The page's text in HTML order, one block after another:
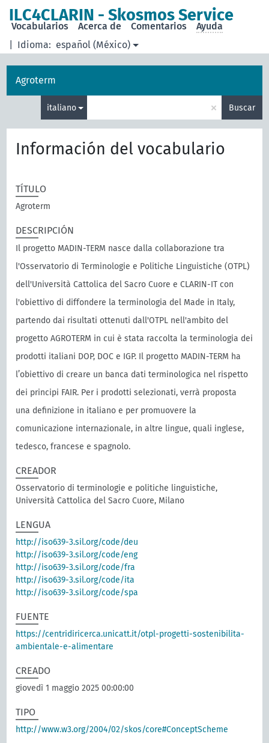
ILC4CLARIN - Skosmos Service
Idioma: español (México)
Vocabularios Acerca de Comentarios Ayuda
Agroterm
italiano × Buscar
Información del vocabulario
TÍTULO
Agroterm
DESCRIPCIÓN
Il progetto MADIN-TERM nasce dalla collaborazione tra
l'Osservatorio di Terminologie e Politiche Linguistiche (OTPL)
dell'Università Cattolica del Sacro Cuore e CLARIN-IT con
l'obiettivo di diffondere la terminologia del Made in Italy,
partendo dai risultati ottenuti dall'OTPL nell'ambito del
progetto AGROTERM in cui è stata raccolta la terminologia dei
prodotti italiani DOP, DOC e IGP. Il progetto MADIN-TERM ha
l’obiettivo di creare un banca dati terminologica nel rispetto
dei principi FAIR. Per i prodotti selezionati, verrà proposta
una definizione in italiano e per promuovere la
comunicazione internazionale, in altre lingue, quali inglese,
tedesco, francese e spagnolo.
CREADOR
Osservatorio di terminologie e politiche linguistiche,
Università Cattolica del Sacro Cuore, Milano
LENGUA
http://iso639-3.sil.org/code/deu
http://iso639-3.sil.org/code/eng
http://iso639-3.sil.org/code/fra
http://iso639-3.sil.org/code/ita
http://iso639-3.sil.org/code/spa
FUENTE
https://centridiricerca.unicatt.it/otpl-progetti-sostenibilita-
ambientale-e-alimentare
CREADO
giovedì 1 maggio 2025 00:00:00
TIPO
http://www.w3.org/2004/02/skos/core#ConceptScheme